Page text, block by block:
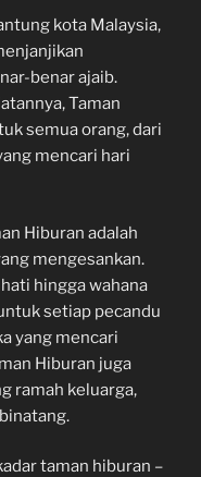
kota Malaysia,
benar ajaib.
Taman
semua orang, dari
mencari hari
Hiburan adalah
mengesankan.
hingga wahana
setiap pecandu
yang mencari
Hiburan juga
ramah keluarga,
taman hiburan –